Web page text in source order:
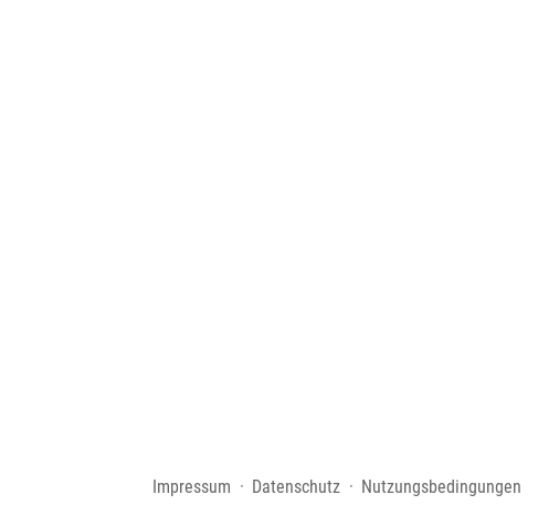
Impressum Datenschutz Nutzungsbedingungen